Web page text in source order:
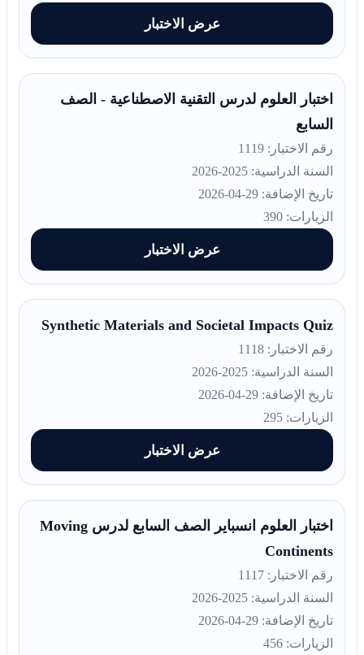
عرض الاختبار
اختبار العلوم لدرس التقنية الاصطناعية - الصف
السابع
رقم الاختبار: 1119
السنة الدراسية: 2025-2026
تاريخ الإضافة: 29-04-2026
الزيارات: 390
عرض الاختبار
Synthetic Materials and Societal Impacts Quiz
رقم الاختبار: 1118
السنة الدراسية: 2025-2026
تاريخ الإضافة: 29-04-2026
الزيارات: 295
عرض الاختبار
اختبار العلوم انسباير الصف السابع لدرس Moving
Continents
رقم الاختبار: 1117
السنة الدراسية: 2025-2026
تاريخ الإضافة: 29-04-2026
الزيارات: 456